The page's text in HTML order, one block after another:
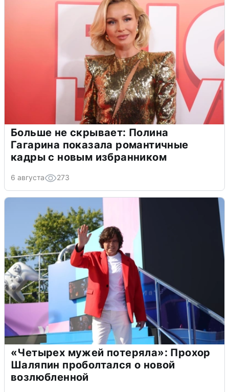
Больше не скрывает: Полина
Гагарина показала романтичные
кадры с новым избранником
6 августа 273
«Четырех мужей потеряла»: Прохор
Шаляпин проболтался о новой
возлюбленной